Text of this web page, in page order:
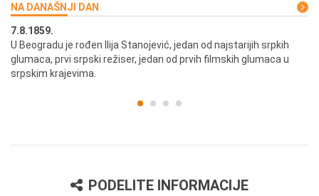
NA DANAŠNJI DAN
7.8.1859.
U Beogradu je rođen Ilija Stanojević, jedan od najstarijih srpkih
glumaca, prvi srpski režiser, jedan od prvih filmskih glumaca u
srpskim krajevima.
PODELITE INFORMACIJE